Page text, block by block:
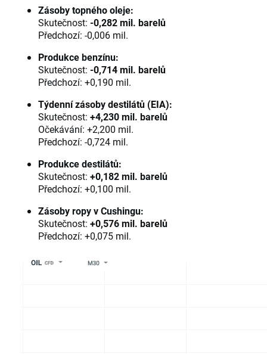
Zásoby topného oleje:
Skutečnost: -0,282 mil. barelů
Předchozí: -0,006 mil.
Produkce benzínu:
Skutečnost: -0,714 mil. barelů
Předchozí: +0,190 mil.
Týdenní zásoby destilátů (EIA):
Skutečnost: +4,230 mil. barelů
Očekávání: +2,200 mil.
Předchozí: -0,724 mil.
Produkce destilátů:
Skutečnost: +0,182 mil. barelů
Předchozí: +0,100 mil.
Zásoby ropy v Cushingu:
Skutečnost: +0,576 mil. barelů
Předchozí: +0,075 mil.